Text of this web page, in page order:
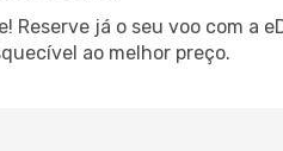
Reserve já o seu voo com a
ao melhor preço.